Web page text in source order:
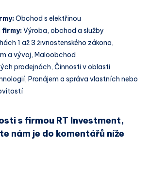
Obchod s elektřinou
firmy:Výroba, obchod a služby
1 až 3 živnostenského zákona,
a vývoj, Maloobchod
prodejnách, Činnosti v oblasti
Pronájem a správa vlastních nebo
s firmou RT Investment,
nám je do komentářů níže